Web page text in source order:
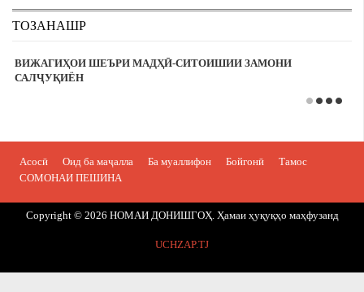
ТОЗАНАШР
ВИЖАГИҲОИ ШЕЪРИ МАДҲӢ-СИТОИШИИ ЗАМОНИ
САЛҶУҚИЁН
Асосӣ Оид ба маҷалла Ба муаллифон Бойгонӣ
Тамос
СОМОНАИ ПЕШИНА
Copyright © 2026 НОМАИ ДОНИШГОҲ. Ҳамаи ҳуқуқҳо маҳфузанд
UCHZAP.TJ